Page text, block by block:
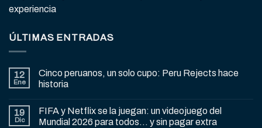
experiencia
ÚLTIMAS ENTRADAS
12
Ene
Cinco peruanos, un solo cupo: Peru Rejects hace
historia
19
Dic
FIFA y Netflix se la juegan: un videojuego del
Mundial 2026 para todos… y sin pagar extra